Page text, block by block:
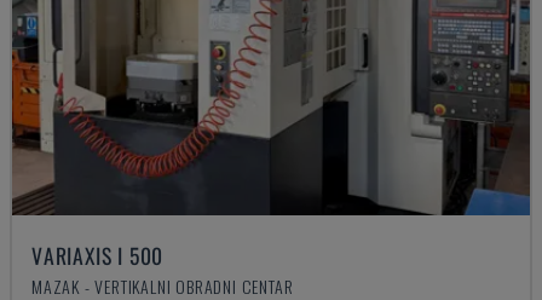
VARIAXIS I 500
MAZAK - VERTIKALNI OBRADNI CENTAR